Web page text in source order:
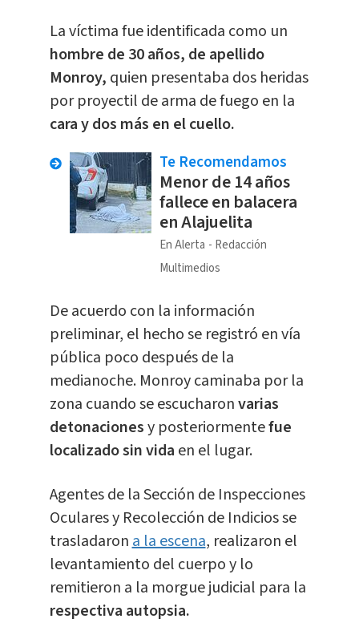
La víctima fue identificada como un
hombre de 30 años, de apellido
Monroy, quien presentaba dos heridas
por proyectil de arma de fuego en la
cara y dos más en el cuello.
Te Recomendamos
Menor de 14 años
fallece en balacera
en Alajuelita
En Alerta
Redacción
Multimedios
De acuerdo con la información
preliminar, el hecho se registró en vía
pública poco después de la
medianoche. Monroy caminaba por la
zona cuando se escucharonvarias
detonacionesy posteriormentefue
localizado sin vida en el lugar.
Agentes de la Sección de Inspecciones
Oculares y Recolección de Indicios se
trasladarona la escena, realizaron el
levantamiento del cuerpo y lo
remitieron a la morgue judicial para la
respectiva autopsia.